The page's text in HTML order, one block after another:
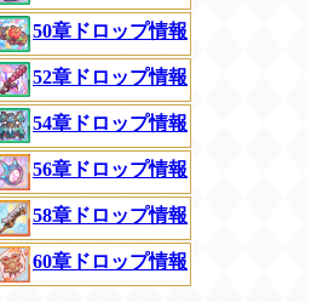
50章ドロップ情報
52章ドロップ情報
54章ドロップ情報
56章ドロップ情報
58章ドロップ情報
60章ドロップ情報